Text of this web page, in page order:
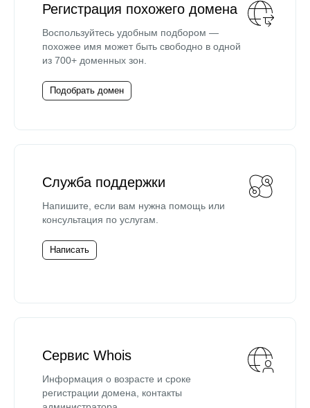
Регистрация похожего домена
Воспользуйтесь удобным подбором —
похожее имя может быть свободно в одной
из 700+ доменных зон.
Подобрать домен
Служба поддержки
Напишите, если вам нужна помощь или
консультация по услугам.
Написать
Сервис Whois
Информация о возрасте и сроке
регистрации домена, контакты